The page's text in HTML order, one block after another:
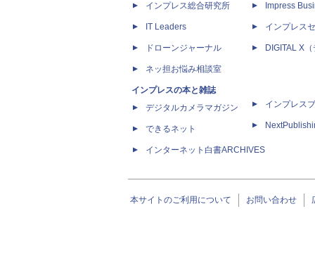
インプレス総合研究所
IT Leaders
ドローンジャーナル
ネッ担お悩み相談室
インプレスの本と雑誌
デジタルカメラマガジン
できるネット
インターネット白書ARCHIVES
Impress
インプレス
DIGITAL X（
インプレス
本サイトのご利用について お問い合わせ